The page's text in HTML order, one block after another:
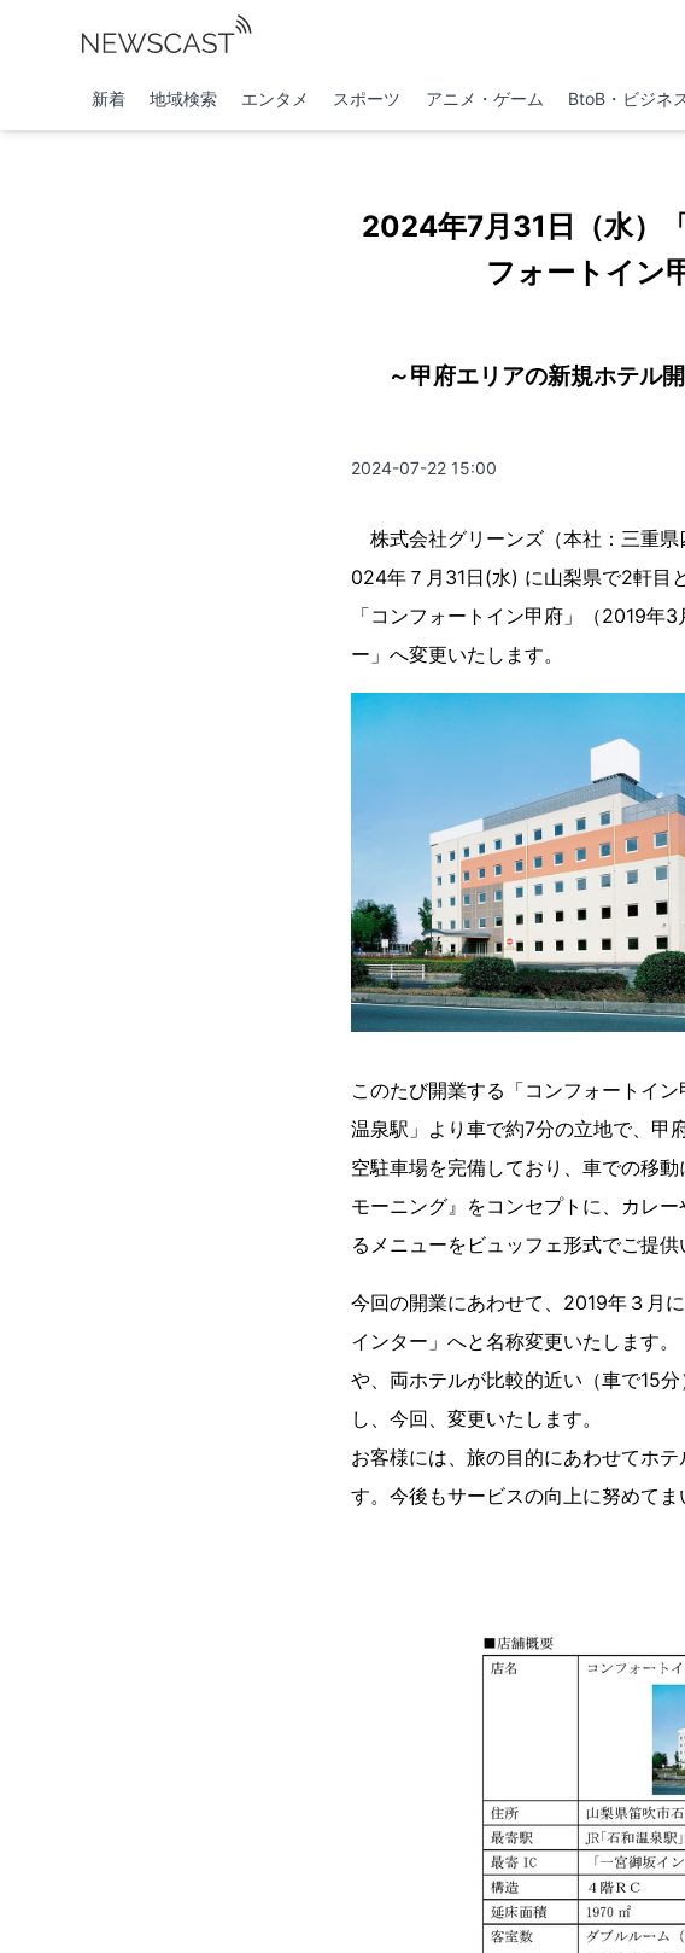
新着 地域検索 エンタメ スポーツ アニメ・ゲーム BtoB・ビジネ
2024年7月31日（水）
フォートイン
～甲府エリアの新規ホテル
2024-07-22 15:00
株式会社グリーンズ（本社：三重
024年７月31日(水) に山梨県で2軒目
「コンフォートイン甲府」（2019年
ー」へ変更いたします。
このたび開業する「コンフォートイ
温泉駅」より車で約7分の立地で、甲
空駐車場を完備しており、車での移
モーニング』をコンセプトに、カレ
るメニューをビュッフェ形式でご提供
今回の開業にあわせて、2019年３月
インター」へと名称変更いたします
や、両ホテルが比較的近い（車で15
し、今回、変更いたします。
お客様には、旅の目的にあわせてホ
す。今後もサービスの向上に努めてま